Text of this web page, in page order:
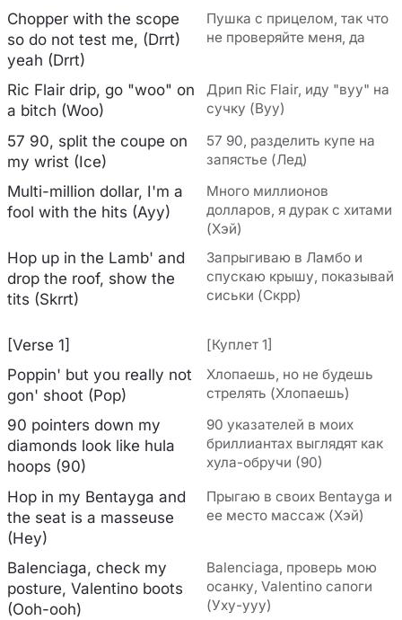
Chopper with the scope
so do not test me, (Drrt)
yeah (Drrt)
Пушка с прицелом, так что
не проверяйте меня, да
Ric Flair drip, go "woo" on
a bitch (Woo)
Дрип Ric Flair, иду "вуу" на
сучку (Вуу)
57 90, split the coupe on
my wrist (Ice)
57 90, разделить купе на
запястье (Лед)
Multi-million dollar, I'm a
fool with the hits (Ayy)
Много миллионов
долларов, я дурак с хитами
(Хэй)
Hop up in the Lamb' and
drop the roof, show the
tits (Skrrt)
Запрыгиваю в Ламбо и
спускаю крышу, показывай
сиськи (Скрр)
[Verse 1] [Куплет 1]
Poppin' but you really not
gon' shoot (Pop)
Хлопаешь, но не будешь
стрелять (Хлопаешь)
90 pointers down my
diamonds look like hula
hoops (90)
90 указателей в моих
бриллиантах выглядят как
хула-обручи (90)
Hop in my Bentayga and
the seat is a masseuse
(Hey)
Прыгаю в своих Bentayga и
ее место массаж (Хэй)
Balenciaga, check my
posture, Valentino boots
(Ooh-ooh)
Balenciaga, проверь мою
осанку, Valentino сапоги
(Уху-ууу)